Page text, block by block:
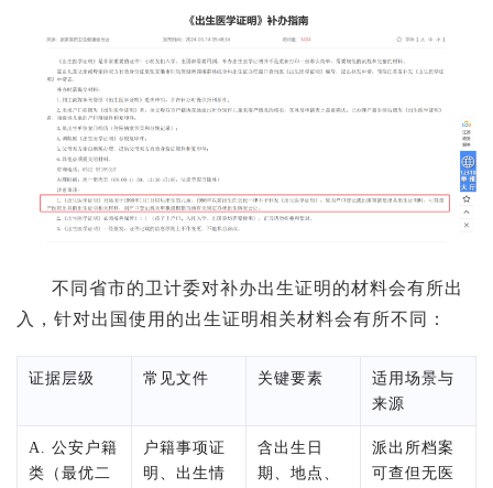
不同省市的卫计委对补办出生证明的材料会有所出
入，针对出国使用的出生证明相关材料会有所不同：
证据层级 常见文件 关键要素
适用场景与
来源
A. 公安户籍
类（最优二
户籍事项证
明、出生情
含出生日
期、地点、
派出所档案
可查但无医